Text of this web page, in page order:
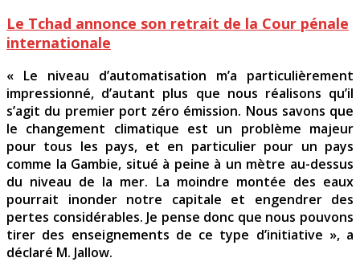
Le Tchad annonce son retrait de la Cour pénale
internationale
« Le niveau d’automatisation m’a particulièrement
impressionné, d’autant plus que nous réalisons qu’il
s’agit du premier port zéro émission. Nous savons que
le changement climatique est un problème majeur
pour tous les pays, et en particulier pour un pays
comme la Gambie, situé à peine à un mètre au-dessus
du niveau de la mer. La moindre montée des eaux
pourrait inonder notre capitale et engendrer des
pertes considérables. Je pense donc que nous pouvons
tirer des enseignements de ce type d’initiative », a
déclaré M. Jallow.